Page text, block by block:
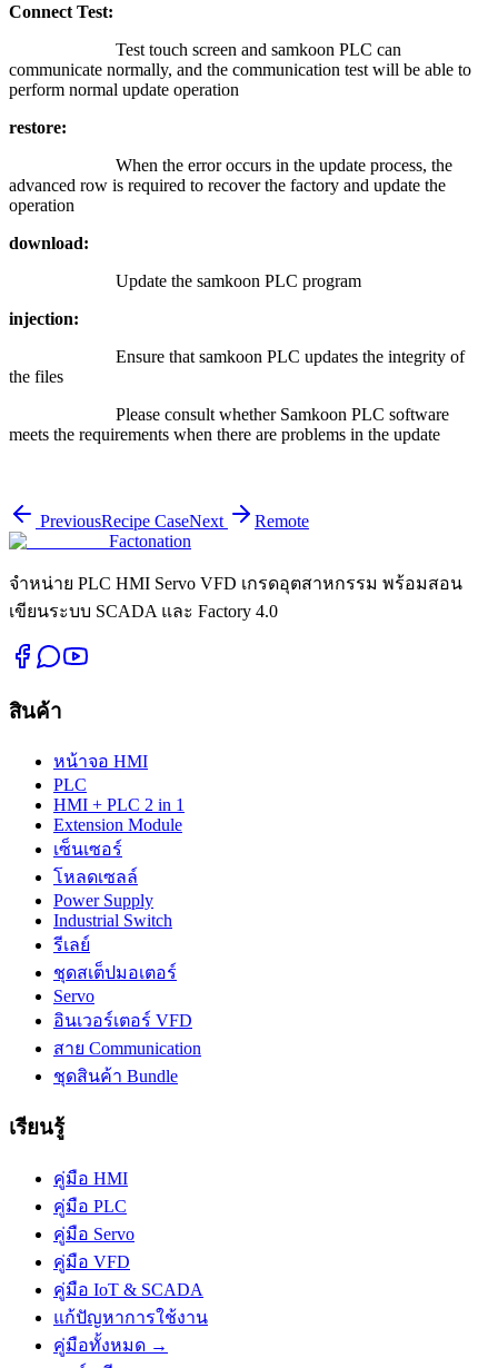
Connect Test:
Test touch screen and samkoon PLC can
communicate normally, and the communication test will be able to
perform normal update operation
restore:
When the error occurs in the update process, the
advanced row is required to recover the factory and update the
operation
download:
Update the samkoon PLC program
injection:
Ensure that samkoon PLC updates the integrity of
the files
Please consult whether Samkoon PLC software
meets the requirements when there are problems in the update
PreviousRecipe CaseNext
Remote
Factonation
จำหน่าย PLC HMI Servo VFD เกรดอุตสาหกรรม พร้อมสอน
เขียนระบบ SCADA และ Factory 4.0
สินค้า
หน้าจอ HMI
PLC
HMI + PLC 2 in 1
Extension Module
เซ็นเซอร์
โหลดเซลล์
Power Supply
Industrial Switch
รีเลย์
ชุดสเต็ปมอเตอร์
Servo
อินเวอร์เตอร์ VFD
สาย Communication
ชุดสินค้า Bundle
เรียนรู้
คู่มือ HMI
คู่มือ PLC
คู่มือ Servo
คู่มือ VFD
คู่มือ IoT & SCADA
แก้ปัญหาการใช้งาน
คู่มือทั้งหมด →